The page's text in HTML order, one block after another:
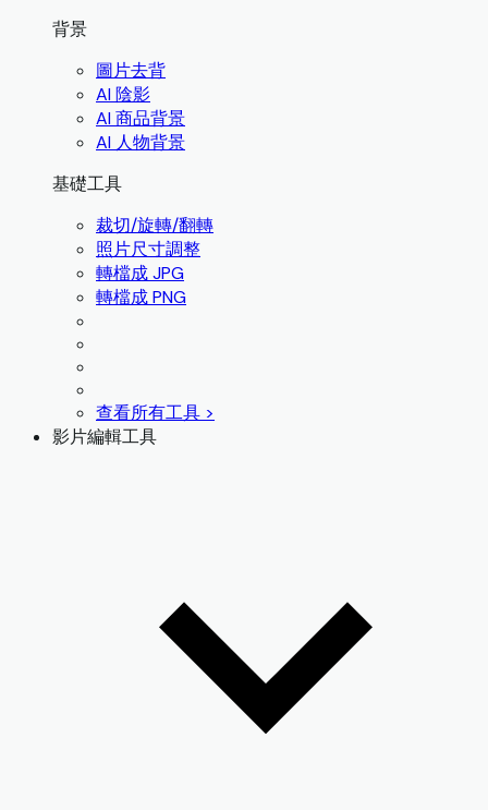
背景
圖片去背
AI 陰影
AI 商品背景
AI 人物背景
基礎工具
裁切/旋轉/翻轉
照片尺寸調整
轉檔成 JPG
轉檔成 PNG
查看所有工具 >
影片編輯工具